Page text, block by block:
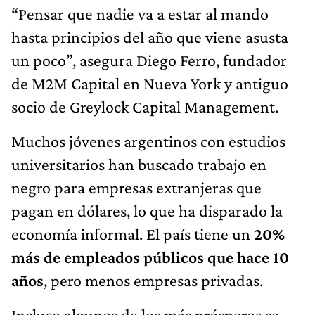
“Pensar que nadie va a estar al mando
hasta principios del año que viene asusta
un poco”, asegura Diego Ferro, fundador
de M2M Capital en Nueva York y antiguo
socio de Greylock Capital Management.
Muchos jóvenes argentinos con estudios
universitarios han buscado trabajo en
negro para empresas extranjeras que
pagan en dólares, lo que ha disparado la
economía informal. El país tiene un 20%
más de empleados públicos que hace 10
años, pero menos empresas privadas.